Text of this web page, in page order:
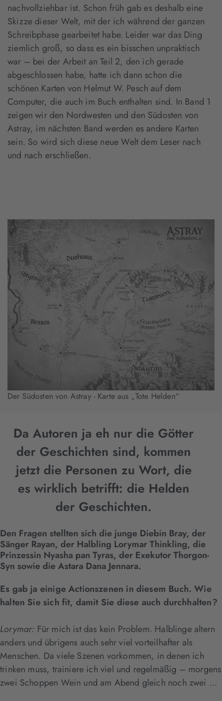
nachvollziehbar ist. Schon früh gab es deshalb eine
Skizze dieser Welt, mit der ich während der ganzen
Schreibphase gearbeitet habe. Leider war das Ding
ziemlich groß, so dass es ein bisschen unpraktisch
war – bei der Arbeit an Teil 2, den ich gerade
abgeschlossen habe, hatte ich dann schon die
schönen Karten von Helmut W. Pesch auf dem
Computer, die auch im Buch enthalten sind. In Band 1
zeigen wir den Nordwesten und den Südosten von
Astray, im nächsten Band werden es andere Karten
sein. So wird sich diese neue Welt dem Leser nach
und nach erschließen.
Der Südosten von Astray - Karte aus „Tote Helden“
Da Autoren ja eh nur die Götter
der Geschichten sind, kommen
jetzt die Personen zu Wort, die
es wirklich betrifft: die Helden
der Geschichten.
Den Fragen stellten sich die junge Diebin Bray, der
Sänger Rayan, der Halbling Lorymar Thinkling, die
Prinzessin Nyasha pan Tyras, der Exekutor Thorgon-
Syn sowie die Astara Dana Jennara.
Es gab ja einige Actionszenen in diesem Buch. Wie
halten Sie sich fit, damit Sie diese auch durchhalten?
Lorymar: Für mich ist das kein Problem. Halblinge altern
anders und übrigens auch sehr viel vorteilhafter als
Menschen. Da viele Szenen vorkommen, in denen ich
trinken muss, trainiere ich viel und regelmäßig – morgens
zwei Schoppen Wein und am Abend gleich noch zwei …